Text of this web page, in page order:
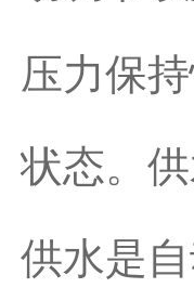
压力保
状态。
供水是